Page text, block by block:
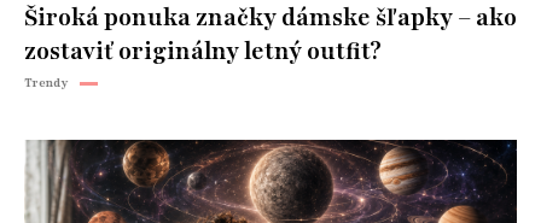
Široká ponuka značky dámske šľapky – ako
zostaviť originálny letný outfit?
Trendy